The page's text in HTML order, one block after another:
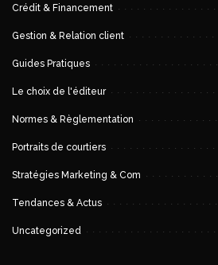
Crédit & Financement
Gestion & Relation client
Guides Pratiques
Le choix de l'éditeur
Normes & Règlementation
Portraits de courtiers
Stratégies Marketing & Com
Tendances & Actus
Uncategorized